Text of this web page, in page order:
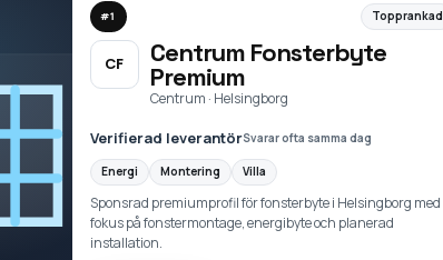
#1 Topprankad
CF Centrum Fonsterbyte
Premium
Centrum · Helsingborg
Verifierad leverantörSvarar ofta samma dag
Energi Montering Villa
Sponsrad premiumprofil för fonsterbyte i Helsingborg med
fokus på fonstermontage, energibyte och planerad
installation.